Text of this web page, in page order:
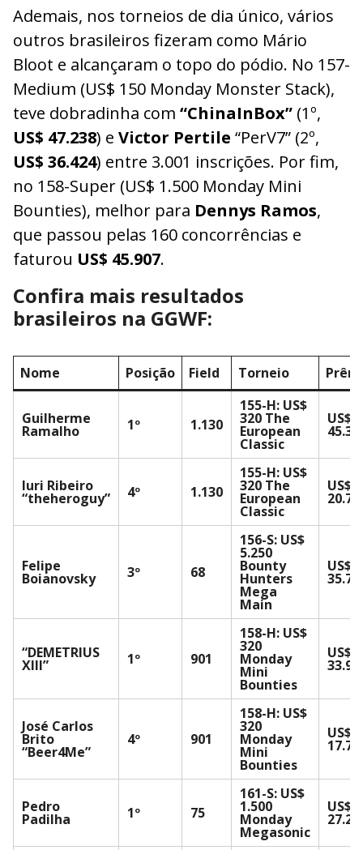
Ademais, nos torneios de dia único, vários
outros brasileiros fizeram como Mário
Bloot e alcançaram o topo do pódio. No 157-
Medium (US$ 150 Monday Monster Stack),
teve dobradinha com “ChinaInBox” (1º,
US$ 47.238) e Victor Pertile “PerV7” (2º,
US$ 36.424) entre 3.001 inscrições. Por fim,
no 158-Super (US$ 1.500 Monday Mini
Bounties), melhor para Dennys Ramos,
que passou pelas 160 concorrências e
faturou US$ 45.907.
Confira mais resultados
brasileiros na GGWF:
Nome Posição Field Torneio
Guilherme
Ramalho 1º 1.130
155-H: US$
320 The
European
Classic
US$
Iuri Ribeiro
“theheroguy” 4º 1.130
155-H: US$
320 The
European
Classic
US$
Felipe
Boianovsky 3º 68
156-S: US$
5.250
Bounty
Hunters
Mega
Main
US$
“DEMETRIUS
XIII” 1º 901
158-H: US$
320
Monday
Mini
Bounties
US$
José Carlos
Brito
“Beer4Me”
4º 901
158-H: US$
320
Monday
Mini
Bounties
US$
Pedro
Padilha 1º 75
161-S: US$
1.500
Monday
Megasonic
US$